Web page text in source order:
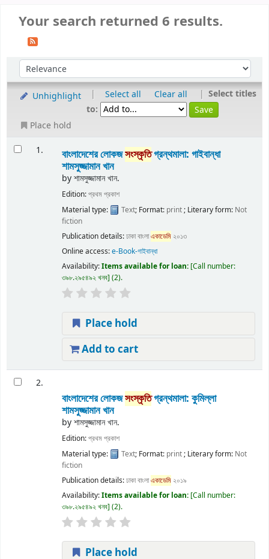
Your search returned 6 results.
Unhighlight | Select all Clear all | Select titles
to:
Place hold
1.
বাংলাদেশের লোকজসংস্কৃতিগ্রন্থমালা: গাইবান্ধা
শামসুজ্জামান খান
byশামসুজ্জামান খান.
Edition:প্রথম প্রকাশ
Material type:
Text; Format: print ; Literary form: Not
fiction
Publication details:ঢাকাবাংলাএকাডেমি ২০১৩
Online access:e-Book-গাইবান্ধা
Availability:Items available for loan: Call number:
৩৯৮.২৯৫৪৯২ খনব (2).
Place hold
Add to cart
2.
বাংলাদেশের লোকজসংস্কৃতিগ্রন্থমালা: কুমিল্লা
শামসুজ্জামান খান
byশামসুজ্জামান খান.
Edition:প্রথম প্রকাশ
Material type:
Text; Format: print; Literary form: Not
fiction
Publication details:ঢাকাবাংলাএকাডেমি ২০১৯
Availability:Items available for loan: Call number:
৩৯৮.২৯৫৪৯২ খনব (2).
Place hold